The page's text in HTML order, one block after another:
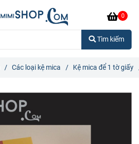
0
Tìm kiếm
/ Các loại kệ mica / Kệ mica để 1 tờ giấy